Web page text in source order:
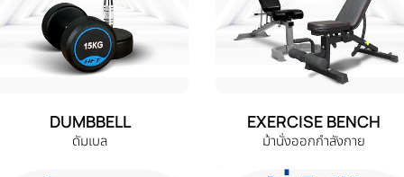
DUMBBELL
ดัมเบล
EXERCISE BENCH
ม้านั่งออกกำลังกาย